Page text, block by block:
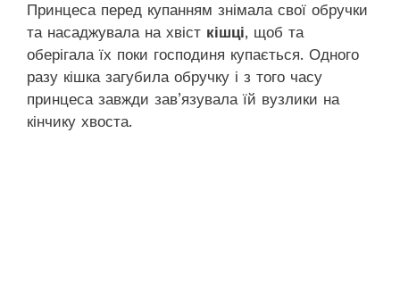
Принцеса перед купанням знімала свої обручки
та насаджувала на хвіст кішці, щоб та
оберігала їх поки господиня купається. Одного
разу кішка загубила обручку і з того часу
принцеса завжди зав’язувала їй вузлики на
кінчику хвоста.